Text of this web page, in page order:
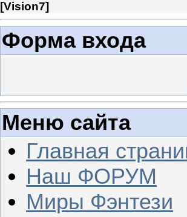
[Vision7]
Форма входа
Меню сайта
Главная
Наш ФОРУМ
Миры Фэнтези